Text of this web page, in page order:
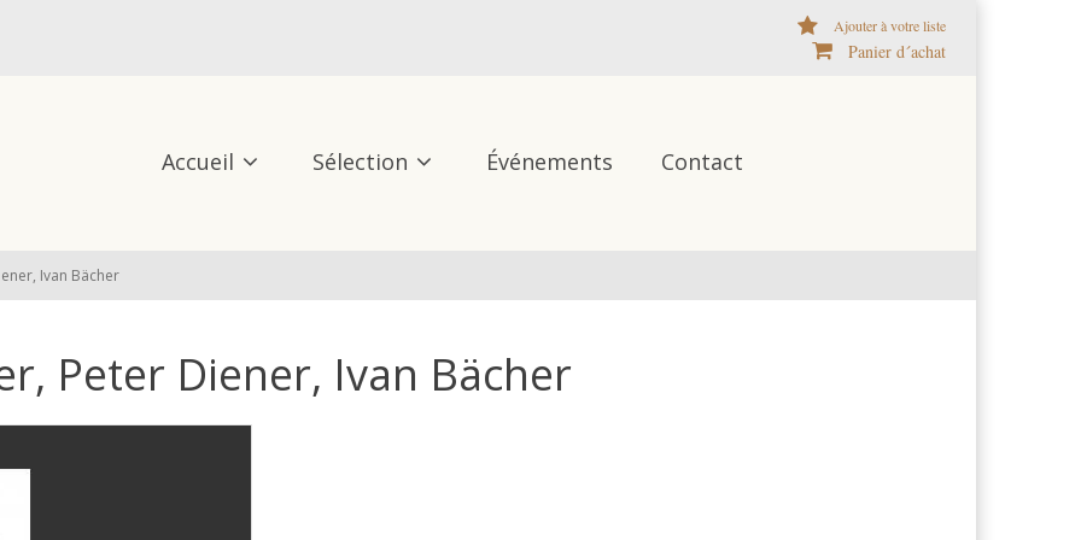
Ajouter à votre liste
Panier d´achat
Accueil Sélection Événements Contact
Ivan Bächer
Peter Diener, Ivan Bächer